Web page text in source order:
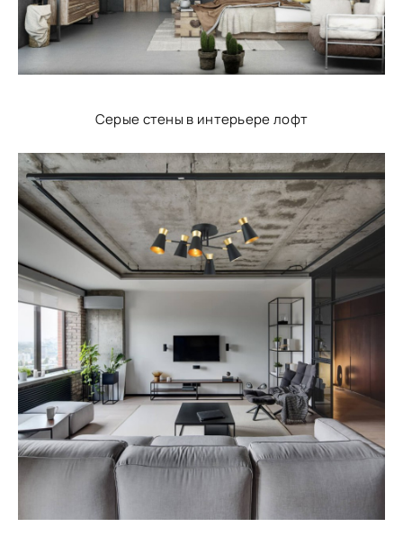
Серые стены в интерьере лофт